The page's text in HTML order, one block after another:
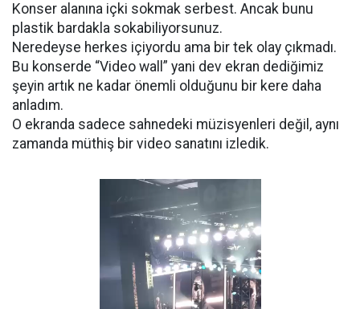
Konser alanına içki sokmak serbest. Ancak bunu
plastik bardakla sokabiliyorsunuz.
Neredeyse herkes içiyordu ama bir tek olay çıkmadı.
Bu konserde “Video wall” yani dev ekran dediğimiz
şeyin artık ne kadar önemli olduğunu bir kere daha
anladım.
O ekranda sadece sahnedeki müzisyenleri değil, aynı
zamanda müthiş bir video sanatını izledik.